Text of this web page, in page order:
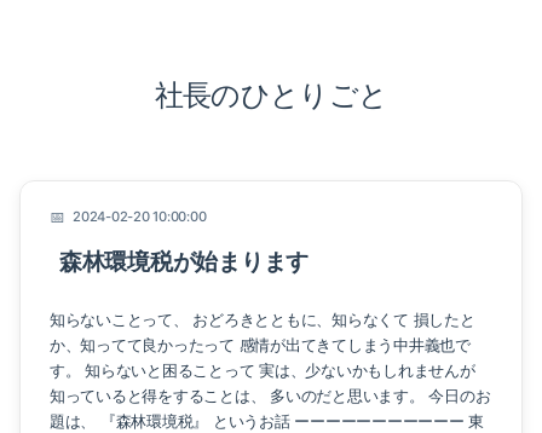
社長のひとりごと
2024-02-20 10:00:00
森林環境税が始まります
知らないことって、 おどろきとともに、知らなくて 損したと
か、知ってて良かったって 感情が出てきてしまう中井義也で
す。 知らないと困ることって 実は、少ないかもしれませんが
知っていると得をすることは、 多いのだと思います。 今日のお
題は、 『森林環境税』 というお話 ーーーーーーーーーーー 東